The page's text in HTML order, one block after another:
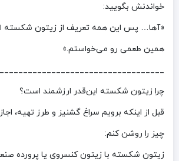
خواندنش بگویید:
«آها… پس این همه تعریف از زیتون شکسته
همین طعمی رو می‌خواستم.»
چرا زیتون شکسته این‌قدر ارزشمند است؟
قبل از اینکه برویم سراغ گشنیز و طرز تهیه،
چیز را روشن کنم:
زیتون شکسته با زیتون کنسروی یا پرورده